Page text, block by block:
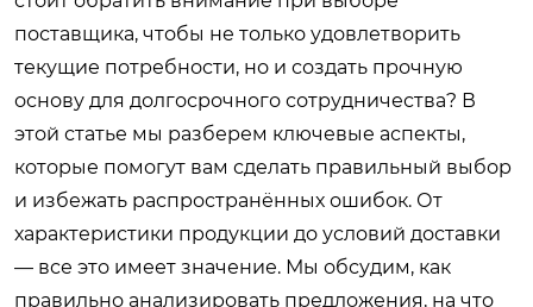
поставщика, чтобы не только удовлетворить
текущие потребности, но и создать прочную
основу для долгосрочного сотрудничества? В
этой статье мы разберем ключевые аспекты,
которые помогут вам сделать правильный выбор
и избежать распространённых ошибок. От
характеристики продукции до условий доставки
— все это имеет значение. Мы обсудим, как
правильно анализировать предложения, на что